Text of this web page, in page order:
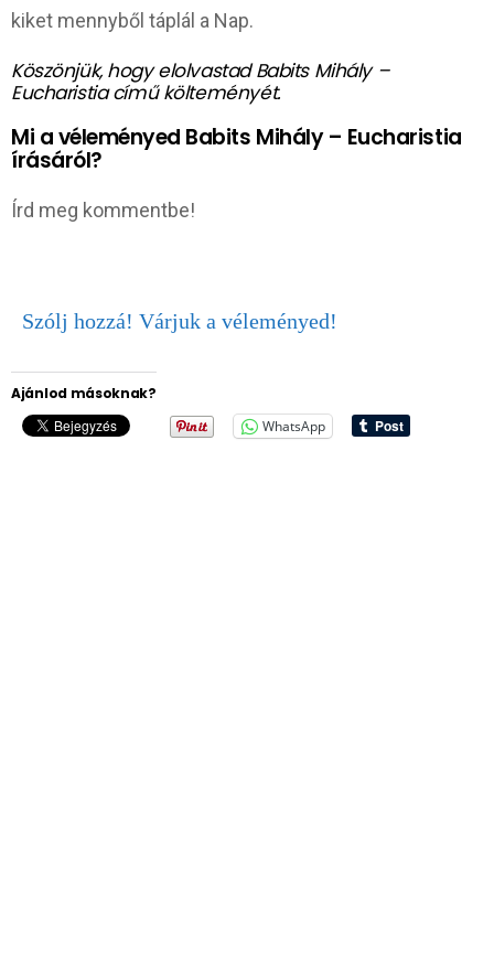
kiket mennyből táplál a Nap.
Köszönjük, hogy elolvastad Babits Mihály –
Eucharistia című költeményét.
Mi a véleményed Babits Mihály – Eucharistia
írásáról?
Írd meg kommentbe!
Szólj hozzá! Várjuk a véleményed!
Ajánlod másoknak?
WhatsApp